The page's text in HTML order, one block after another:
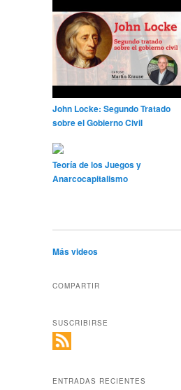
John Locke: Segundo Tratado
sobre el Gobierno Civil
Teoría de los Juegos y
Anarcocapitalismo
Más videos
COMPARTIR
SUSCRIBIRSE
ENTRADAS RECIENTES